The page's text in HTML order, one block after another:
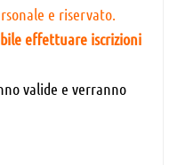
e riservato.
effettuare iscrizioni
valide e verranno